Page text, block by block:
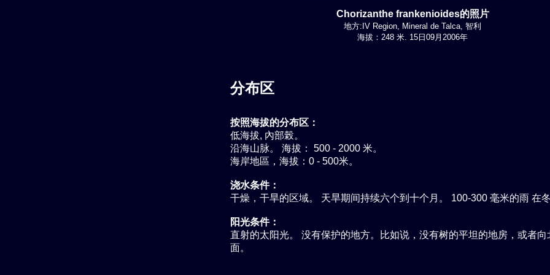
Chorizanthe frankenioides的照片
地方:IV Region, Mineral de Talca, 智利
海拔：248 米. 15日09月2006年
分布区
按照海拔的分布区：
低海拔, 內部榖。
沿海山脉。 海拔： 500 - 2000 米。
海岸地區，海拔：0 - 500米。
浇水条件：
干燥，干旱的区域。 天旱期间持续六个到十个月。 100-300 毫米的雨 在冬
阳光条件：
直射的太阳光。 没有保护的地方。比如说，没有树的平坦的地房，或者向
面。